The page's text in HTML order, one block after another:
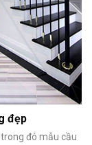
đẹp
đó mẫu cầu